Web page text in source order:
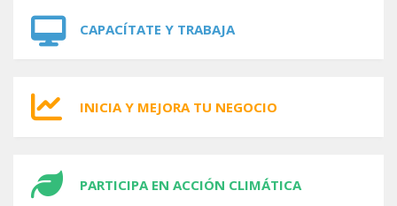
CAPACÍTATE Y TRABAJA
INICIA Y MEJORA TU NEGOCIO
PARTICIPA EN ACCIÓN CLIMÁTICA